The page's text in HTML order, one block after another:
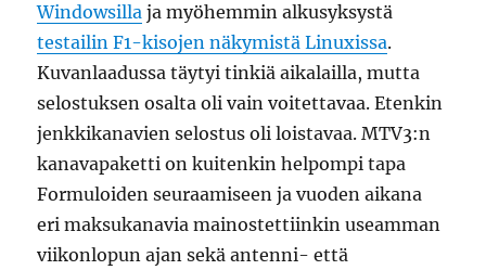
Windowsilla ja myöhemmin alkusyksystä
testailin F1-kisojen näkymistä Linuxissa.
Kuvanlaadussa täytyi tinkiä aikalailla, mutta
selostuksen osalta oli vain voitettavaa. Etenkin
jenkkikanavien selostus oli loistavaa. MTV3:n
kanavapaketti on kuitenkin helpompi tapa
Formuloiden seuraamiseen ja vuoden aikana
eri maksukanavia mainostettiinkin useamman
viikonlopun ajan sekä antenni- että